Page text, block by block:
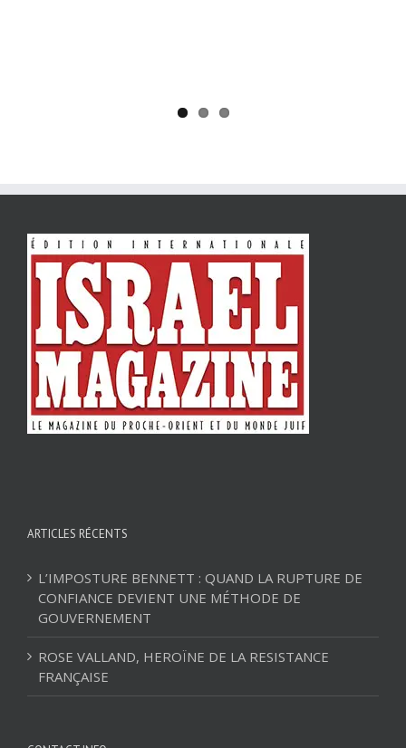
ARTICLES RÉCENTS
L’IMPOSTURE BENNETT : QUAND LA RUPTURE DE
CONFIANCE DEVIENT UNE MÉTHODE DE
GOUVERNEMENT
ROSE VALLAND, HEROÏNE DE LA RESISTANCE
FRANÇAISE